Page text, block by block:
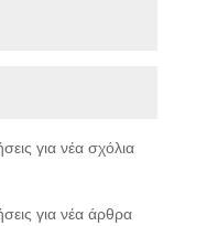
για νέα σχόλια
για νέα άρθρα